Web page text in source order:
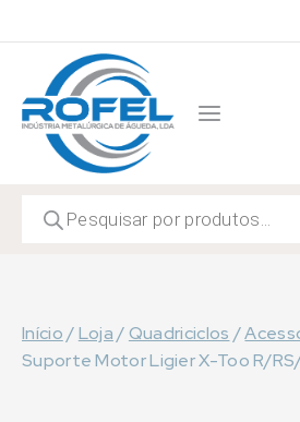
to
content
search
Início/Loja /Quadriciclos /
Suporte Motor Ligier X-Too R/